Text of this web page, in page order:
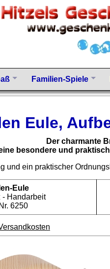
Familien-Spiele
Eule,
Der charmante
besondere und
und ein praktischer
Eule
- Handarbeit
6250